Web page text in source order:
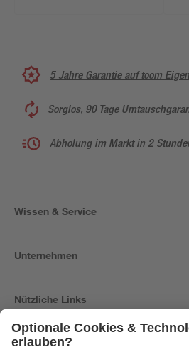
5 Jahre Garantie auf toom
Sorglos, 90 Tage
Abholung im Markt in 2
Wissen & Service
Unternehmen
Nützliche Links